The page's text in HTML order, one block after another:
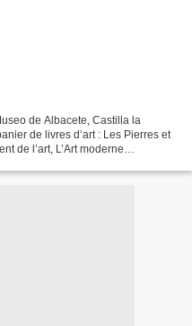
de Albacete, Castilla la
de livres d’art : Les Pierres et
de l’art, L’Art moderne